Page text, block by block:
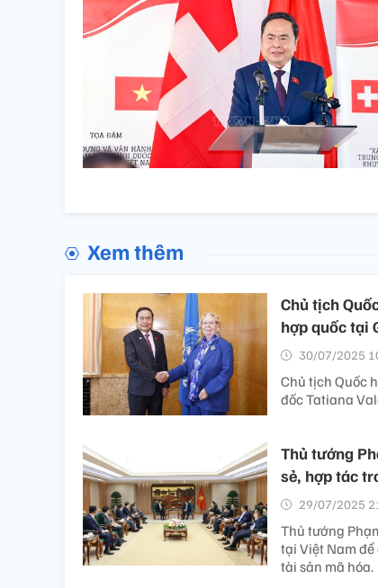
Xem thêm
Chủ tịch
hợp quốc tại
30/07/2025
Chủ tịch Quốc
đốc Tatiana
Thủ tướng
sẻ, hợp tác
29/07/2025
Thủ tướng
tại Việt Nam
tài sản mã hóa.